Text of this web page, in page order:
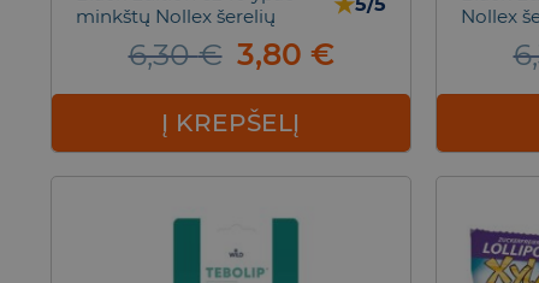
minkštų Nollex šerelių
6,30€ Original
was:
6,30 €.
3,80 €Current
3,80 €.
Į KREPŠELĮ
Nollex